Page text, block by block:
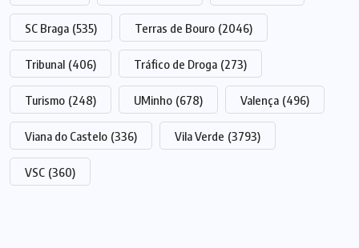
SC Braga (535) Terras de Bouro (2046)
Tribunal (406) Tráfico de Droga (273)
Turismo (248) UMinho (678) Valença (496)
Viana do Castelo (336) Vila Verde (3793)
VSC (360)